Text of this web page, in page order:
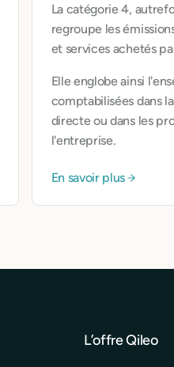
La catégorie 4,
regroupe les
et services achetés
Elle englobe ainsi
comptabilisées dans
directe ou dans les
l'entreprise.
En savoir plus
L’offre Qileo